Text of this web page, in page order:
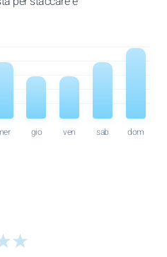
gio ven sab dom